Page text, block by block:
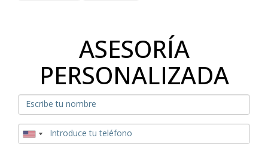
ASESORÍA
PERSONALIZADA